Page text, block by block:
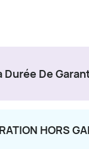
Durée De
HORS